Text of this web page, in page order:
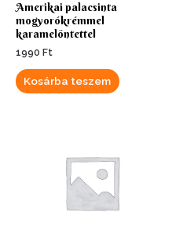
Amerikai palacsinta
mogyorókrémmel
karamelöntettel
1990 Ft
Kosárba teszem